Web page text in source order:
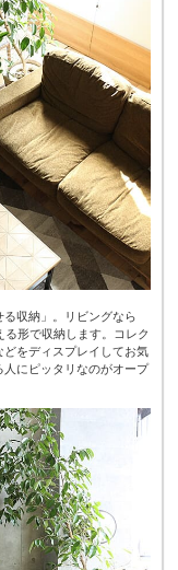
収納」。リビングなら
形で収納します。コレク
をディスプレイしてお気
にピッタリなのがオープ